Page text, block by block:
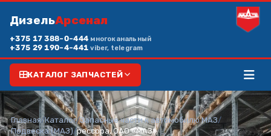
ДизельАрсенал
+375 17 388-0-444 многоканальный
+375 29 190-4-441viber, telegram
КАТАЛОГ ЗАПЧАСТЕЙ
Главная/Каталог/Запасные части к автомобилю МАЗ/
Подвеска (МАЗ)/рессора, ОАО «МАЗ»